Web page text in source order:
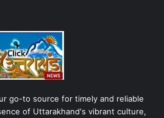
go-to source for timely and reliable
of Uttarakhand's vibrant culture,